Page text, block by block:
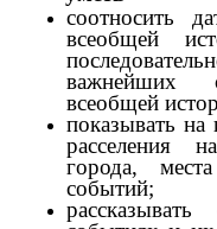
соотносить
всеобщей
важнейших
всеобщей
показывать на
расселения
города,
событий;